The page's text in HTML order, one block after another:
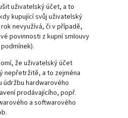
uživatelský účet, a to
kupující svůj uživatelský
nevyužívá, či v případě,
povinnosti z kupní smlouvy
že uživatelský účet
nepřetržitě, a to zejména
údržbu hardwarového
prodávajícího, popř.
a softwarového